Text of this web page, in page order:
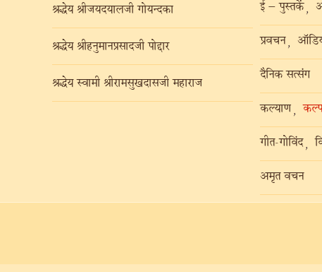
श्रद्धेय श्रीजयदयालजी गोयन्दका
श्रद्धेय श्रीहनुमानप्रसादजी पोद्दार
श्रद्धेय स्वामी श्रीरामसुखदासजी महाराज
ई – पुस्तकें ,
प्रवचन ,
दैनिक सत्संग
कल्याण ,
गीत-गोविंद ,
अमृत वचन